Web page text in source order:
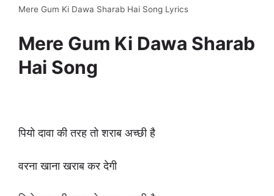
Mere Gum Ki Dawa Sharab Hai Song Lyrics
Mere Gum Ki Dawa Sharab
Hai Song
पियो दावा की तरह तो शराब अच्छी है
वरना खाना खराब कर देगी